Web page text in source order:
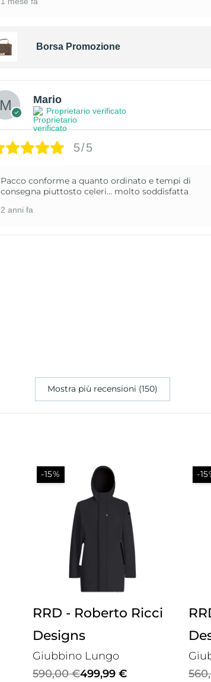
Borsa Promozione
Mario
Proprietario verificato
5/5
Pacco conforme a quanto ordinato e tempi di
consegna piuttosto celeri... molto soddisfatta
2 anni fa
Mostra più recensioni (150)
-15%
RRD - Roberto Ricci
Designs
Giubbino Lungo
590,00€
Il 499,99 €
Il
-
Il
Il